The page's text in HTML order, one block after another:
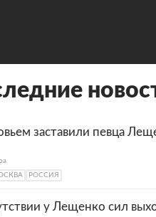
заставили певца
РОССИЯ
у Лещенко сил